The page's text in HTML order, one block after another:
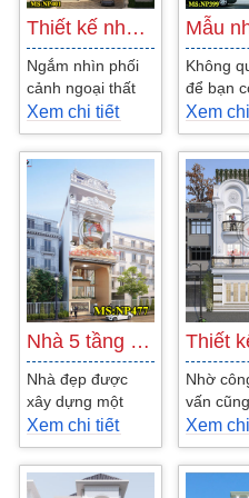
Thiết kế nhà 5 tầng kết hợp shop thời…
Ngắm nhìn phối
cảnh ngoại thất
của ngôi nhà này
chúng ta có thể
thấy được sự
sang...
Xem chi tiết
Không
để bạn
thấy một
nhà
đẹp 3
trúc...
Xem
Nhà 5 tầng tân cổ điển kết hợp kinh doanh…
Nhà đẹp được
xây dựng một
cách độc đáo
cũng là điểm
nhấn riêng mà
kiến trúc sư...
Xem chi tiết
Nhờ
vấn
trợ thêm
đình
thiết kế
Xem